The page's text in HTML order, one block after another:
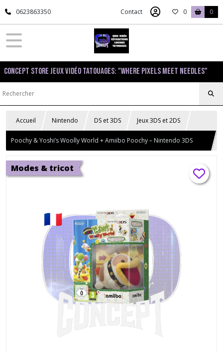
0623863350 Contact 0 0
Concept Store Jeux Vidéo Tatouages: "Where pixels meet needles"
Accueil Nintendo DS et 3DS Jeux 3DS et 2DS
Poochy & Yoshi’s Woolly World + Amiibo Poochy – Nintendo 3DS
sous blister
Modes & tricot